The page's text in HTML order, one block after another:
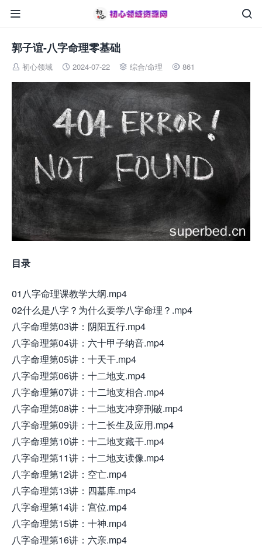


郭子谊-八字命理零基础
 初心领域  2024-07-22  综合/命理  861
目录
01八字命理课教学大纲.mp4
02什么是八字？为什么要学八字命理？.mp4
八字命理第03讲：阴阳五行.mp4
八字命理第04讲：六十甲子纳音.mp4
八字命理第05讲：十天干.mp4
八字命理第06讲：十二地支.mp4
八字命理第07讲：十二地支相合.mp4
八字命理第08讲：十二地支冲穿刑破.mp4
八字命理第09讲：十二长生及应用.mp4
八字命理第10讲：十二地支藏干.mp4
八字命理第11讲：十二地支读像.mp4
八字命理第12讲：空亡.mp4
八字命理第13讲：四墓库.mp4
八字命理第14讲：宫位.mp4
八字命理第15讲：十神.mp4
八字命理第16讲：六亲.mp4